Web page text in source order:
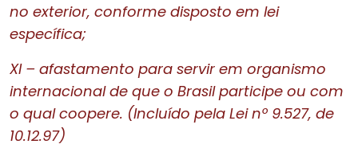
no exterior, conforme disposto em lei
específica;
XI – afastamento para servir em organismo
internacional de que o Brasil participe ou com
o qual coopere. (Incluído pela Lei nº 9.527, de
10.12.97)